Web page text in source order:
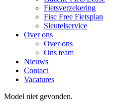
Fietsverzekering
Fisc Free Fietsplan
Sleutelservice
Over ons
Over ons
Ons team
Nieuws
Contact
Vacatures
Model niet gevonden.